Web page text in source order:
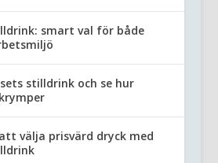
smart val för både
stilldrink och se hur
välja prisvärd dryck med